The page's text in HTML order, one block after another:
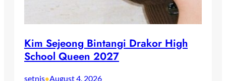
Kim Sejeong Bintangi Drakor High
School Queen 2027
setnis•August 4, 2026